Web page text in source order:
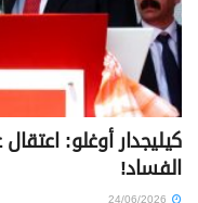
كيليجدار أوغلو:
الفساد!